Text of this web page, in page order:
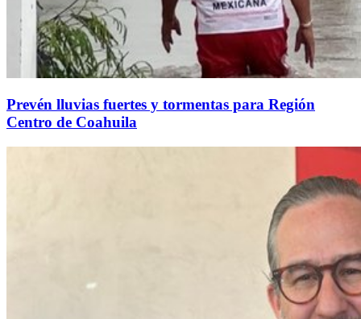
Prevén lluvias fuertes y tormentas para Región
Centro de Coahuila